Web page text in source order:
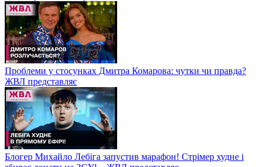
Проблеми у стосунках Дмитра Комарова: чутки чи правда?
ЖВЛ представляє
Блогер Михайло Лебіга запустив марафон! Стрімер худне і